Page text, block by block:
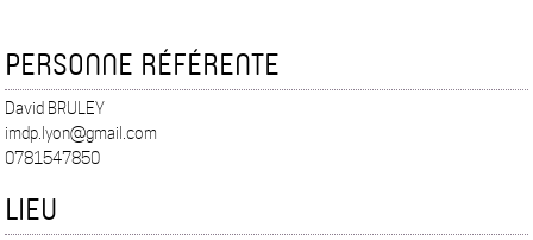
PERSONNE RÉFÉRENTE
David BRULEY
imdp.lyon@gmail.com
0781547850
LIEU